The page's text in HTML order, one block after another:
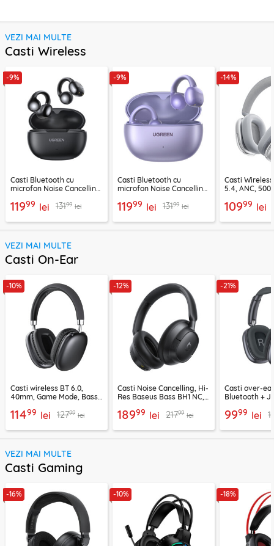
VEZI MAI MULTE
Casti Wireless
-9%
Casti Bluetooth cu
microfon Noise Cancelling
11999 lei 13199 lei
-9%
Casti Bluetooth cu
microfon Noise Cancelling
11999 lei 13199 lei
-14%
Casti
5.4, ANC,
10999 lei
VEZI MAI MULTE
Casti On-Ear
-10%
Casti wireless BT 6.0,
40mm, Game Mode, Bass
11499 lei 12799 lei
-12%
Casti Noise Cancelling, Hi-
Res Baseus Bass BH1 NC,
18999 lei 21799 lei
-21%
Casti over-
Bluetooth +
9999 lei
VEZI MAI MULTE
Casti Gaming
-16% -10% -18%